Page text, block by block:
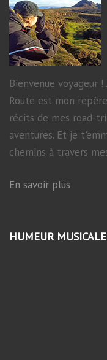
Bienvenue voyageur
Route est mon
récits de mes road-
aventures. Et je
chemins à travers
En savoir plus
HUMEUR